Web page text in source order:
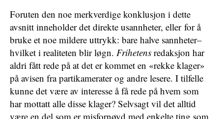
Foruten den noe merkverdige konklusjon i dette
avsnitt inneholder det direkte usannheter, eller for å
bruke et noe mildere uttrykk: bare halve sannheter–
hvilket i realiteten blir løgn. Frihetens redaksjon har
aldri fått rede på at det er kommet en «rekke klager»
på avisen fra partikamerater og andre lesere. I tilfelle
kunne det være av interesse å få rede på hvem som
har mottatt alle disse klager? Selvsagt vil det alltid
være en del som er misfornøyd med enkelte ting som